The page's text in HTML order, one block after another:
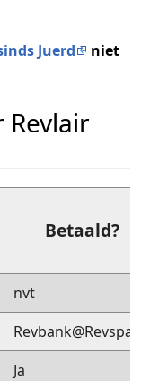
Juerd
niet
Revlair
Betaald?
nvt
Revbank@Revspace
Ja